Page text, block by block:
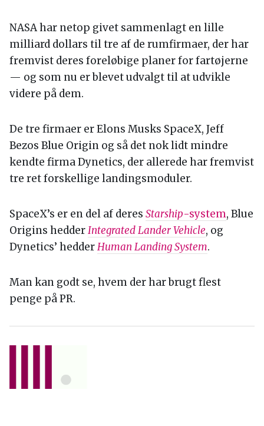
NASA har netop givet sammenlagt en lille
milliard dollars til tre af de rumfirmaer, der har
fremvist deres foreløbige planer for fartøjerne
— og som nu er blevet udvalgt til at udvikle
videre på dem.
De tre firmaer er Elons Musks SpaceX, Jeff
Bezos Blue Origin og så det nok lidt mindre
kendte firma Dynetics, der allerede har fremvist
tre ret forskellige landingsmoduler.
SpaceX’s er en del af deres Starship-system, Blue
Origins hedderIntegrated Lander Vehicle, og
Dynetics’ hedderHuman Landing System.
Man kan godt se, hvem der har brugt flest
penge på PR.